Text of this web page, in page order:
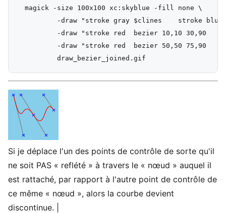
  magick -size 100x100 xc:skyblue -fill none \
-draw "stroke gray $clines    stroke blue
-draw "stroke red  bezier 10,10 30,90
-draw "stroke red  bezier 50,50 75,90
Si je déplace l'un des points de contrôle de sorte qu'il
ne soit PAS « reflété » à travers le « nœud » auquel il
est rattaché, par rapport à l'autre point de contrôle de
ce même « nœud », alors la courbe devient
discontinue. |